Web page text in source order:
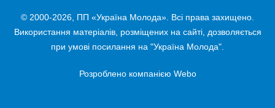
© 2000-2026, ПП «Україна Молода». Всі права захищено.
Використання матеріалів, розміщених на сайті, дозволяється
при умові посилання на "Україна Молода".
Розроблено компанією Webo